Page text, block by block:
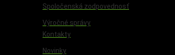
Spoločenská zodpovednosť
Výročné správy
Kontakty
Novinky